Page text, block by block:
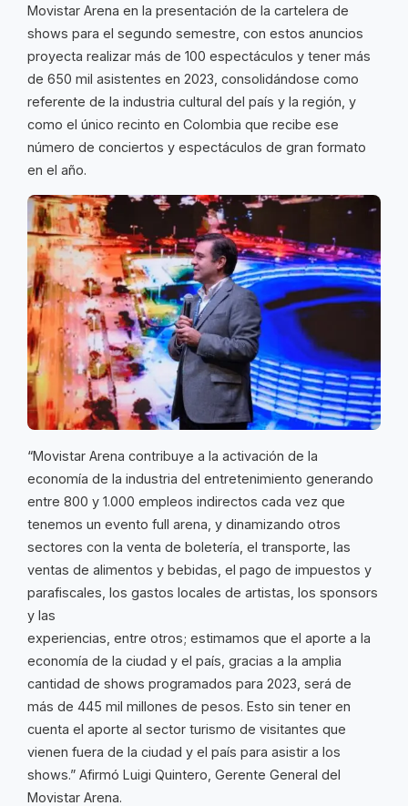
Movistar Arena en la presentación de la cartelera de
shows para el segundo semestre, con estos anuncios
proyecta realizar más de 100 espectáculos y tener más
de 650 mil asistentes en 2023, consolidándose como
referente de la industria cultural del país y la región, y
como el único recinto en Colombia que recibe ese
número de conciertos y espectáculos de gran formato
en el año.
“Movistar Arena contribuye a la activación de la
economía de la industria del entretenimiento generando
entre 800 y 1.000 empleos indirectos cada vez que
tenemos un evento full arena, y dinamizando otros
sectores con la venta de boletería, el transporte, las
ventas de alimentos y bebidas, el pago de impuestos y
parafiscales, los gastos locales de artistas, los sponsors
y las
experiencias, entre otros; estimamos que el aporte a la
economía de la ciudad y el país, gracias a la amplia
cantidad de shows programados para 2023, será de
más de 445 mil millones de pesos. Esto sin tener en
cuenta el aporte al sector turismo de visitantes que
vienen fuera de la ciudad y el país para asistir a los
shows.” Afirmó Luigi Quintero, Gerente General del
Movistar Arena.